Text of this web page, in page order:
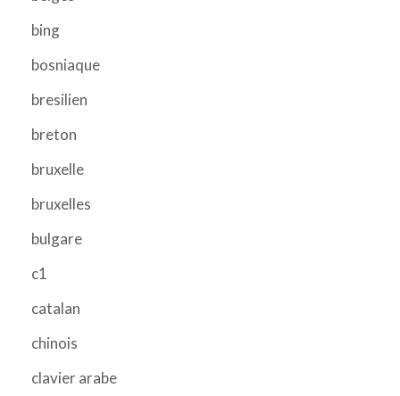
bing
bosniaque
bresilien
breton
bruxelle
bruxelles
bulgare
c1
catalan
chinois
clavier arabe